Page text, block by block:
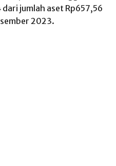
jumlah aset Rp657,56
2023.